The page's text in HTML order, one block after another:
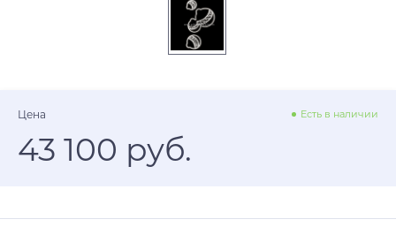
Цена Есть в наличии
43 100 руб.